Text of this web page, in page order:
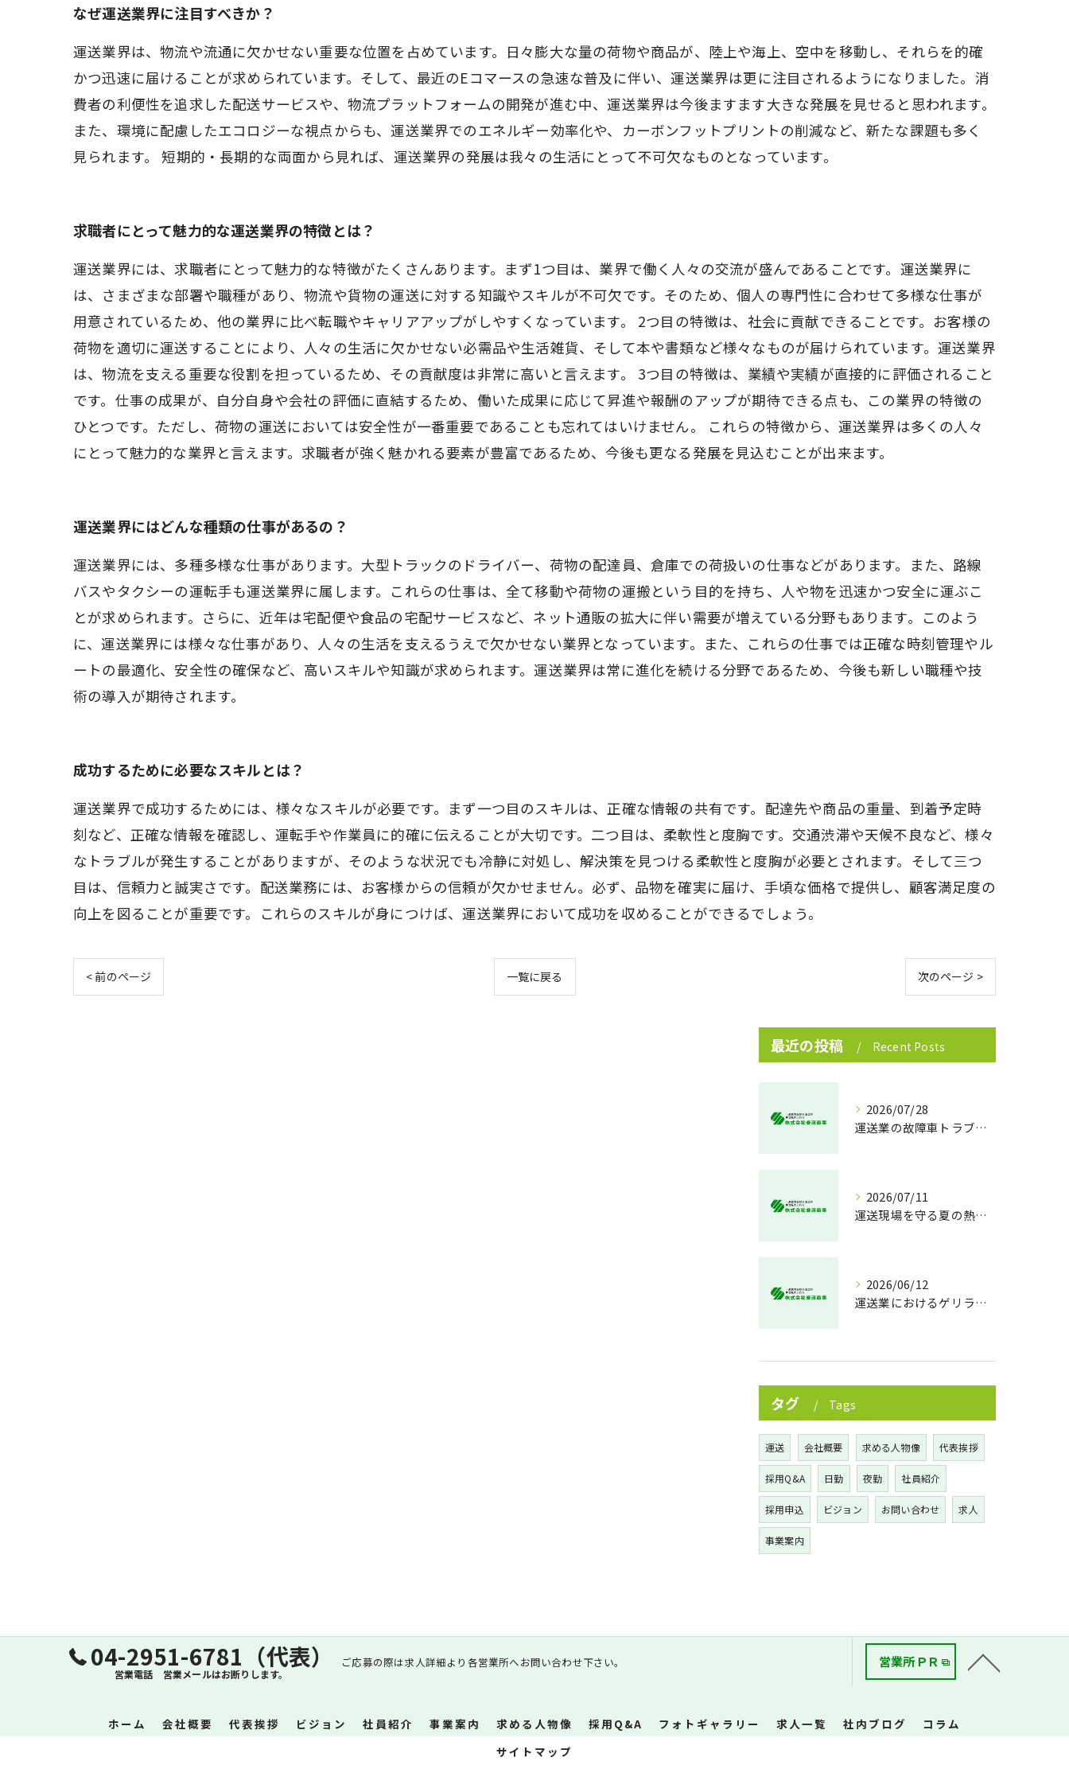
なぜ運送業界に注目すべきか？
運送業界は、物流や流通に欠かせない重要な位置を占めています。日々膨大な量の荷物や商品が、陸上や海上、空中を移動し、それらを的確
かつ迅速に届けることが求められています。そして、最近のEコマースの急速な普及に伴い、運送業界は更に注目されるようになりました。消
費者の利便性を追求した配送サービスや、物流プラットフォームの開発が進む中、運送業界は今後ますます大きな発展を見せると思われます。
また、環境に配慮したエコロジーな視点からも、運送業界でのエネルギー効率化や、カーボンフットプリントの削減など、新たな課題も多く
見られます。 短期的・長期的な両面から見れば、運送業界の発展は我々の生活にとって不可欠なものとなっています。
求職者にとって魅力的な運送業界の特徴とは？
運送業界には、求職者にとって魅力的な特徴がたくさんあります。まず1つ目は、業界で働く人々の交流が盛んであることです。運送業界に
は、さまざまな部署や職種があり、物流や貨物の運送に対する知識やスキルが不可欠です。そのため、個人の専門性に合わせて多様な仕事が
用意されているため、他の業界に比べ転職やキャリアアップがしやすくなっています。 2つ目の特徴は、社会に貢献できることです。お客様の
荷物を適切に運送することにより、人々の生活に欠かせない必需品や生活雑貨、そして本や書類など様々なものが届けられています。運送業界
は、物流を支える重要な役割を担っているため、その貢献度は非常に高いと言えます。 3つ目の特徴は、業績や実績が直接的に評価されること
です。仕事の成果が、自分自身や会社の評価に直結するため、働いた成果に応じて昇進や報酬のアップが期待できる点も、この業界の特徴の
ひとつです。ただし、荷物の運送においては安全性が一番重要であることも忘れてはいけません。 これらの特徴から、運送業界は多くの人々
にとって魅力的な業界と言えます。求職者が強く魅かれる要素が豊富であるため、今後も更なる発展を見込むことが出来ます。
運送業界にはどんな種類の仕事があるの？
運送業界には、多種多様な仕事があります。大型トラックのドライバー、荷物の配達員、倉庫での荷扱いの仕事などがあります。また、路線
バスやタクシーの運転手も運送業界に属します。これらの仕事は、全て移動や荷物の運搬という目的を持ち、人や物を迅速かつ安全に運ぶこ
とが求められます。さらに、近年は宅配便や食品の宅配サービスなど、ネット通販の拡大に伴い需要が増えている分野もあります。このよう
に、運送業界には様々な仕事があり、人々の生活を支えるうえで欠かせない業界となっています。また、これらの仕事では正確な時刻管理やル
ートの最適化、安全性の確保など、高いスキルや知識が求められます。運送業界は常に進化を続ける分野であるため、今後も新しい職種や技
術の導入が期待されます。
成功するために必要なスキルとは？
運送業界で成功するためには、様々なスキルが必要です。まず一つ目のスキルは、正確な情報の共有です。配達先や商品の重量、到着予定時
刻など、正確な情報を確認し、運転手や作業員に的確に伝えることが大切です。二つ目は、柔軟性と度胸です。交通渋滞や天候不良など、様々
なトラブルが発生することがありますが、そのような状況でも冷静に対処し、解決策を見つける柔軟性と度胸が必要とされます。そして三つ
目は、信頼力と誠実さです。配送業務には、お客様からの信頼が欠かせません。必ず、品物を確実に届け、手頃な価格で提供し、顧客満足度の
向上を図ることが重要です。これらのスキルが身につけば、運送業界において成功を収めることができるでしょう。
< 前のページ 一覧に戻る 次のページ >
最近の投稿 Recent Posts
2026/07/28
運送業の故障車トラブル即時対処法
2026/07/11
運送現場を守る夏の熱中症対策
2026/06/12
運送業におけるゲリラ豪雨対策の実践法
タグ Tags
運送 会社概要 求める人物像 代表挨拶
採用Q&A 日勤 夜勤 社員紹介
採用申込 ビジョン お問い合わせ 求人
事業案内
04-2951-6781（代表）
営業電話 営業メールはお断りします。
ご応募の際は求人詳細より各営業所へお問い合わせ下さい。 営業所ＰＲ
ホーム 会社概要 代表挨拶 ビジョン 社員紹介 事業案内 求める人物像 採用Q&A フォトギャラリー 求人一覧 社内ブログ
コラム
サイトマップ